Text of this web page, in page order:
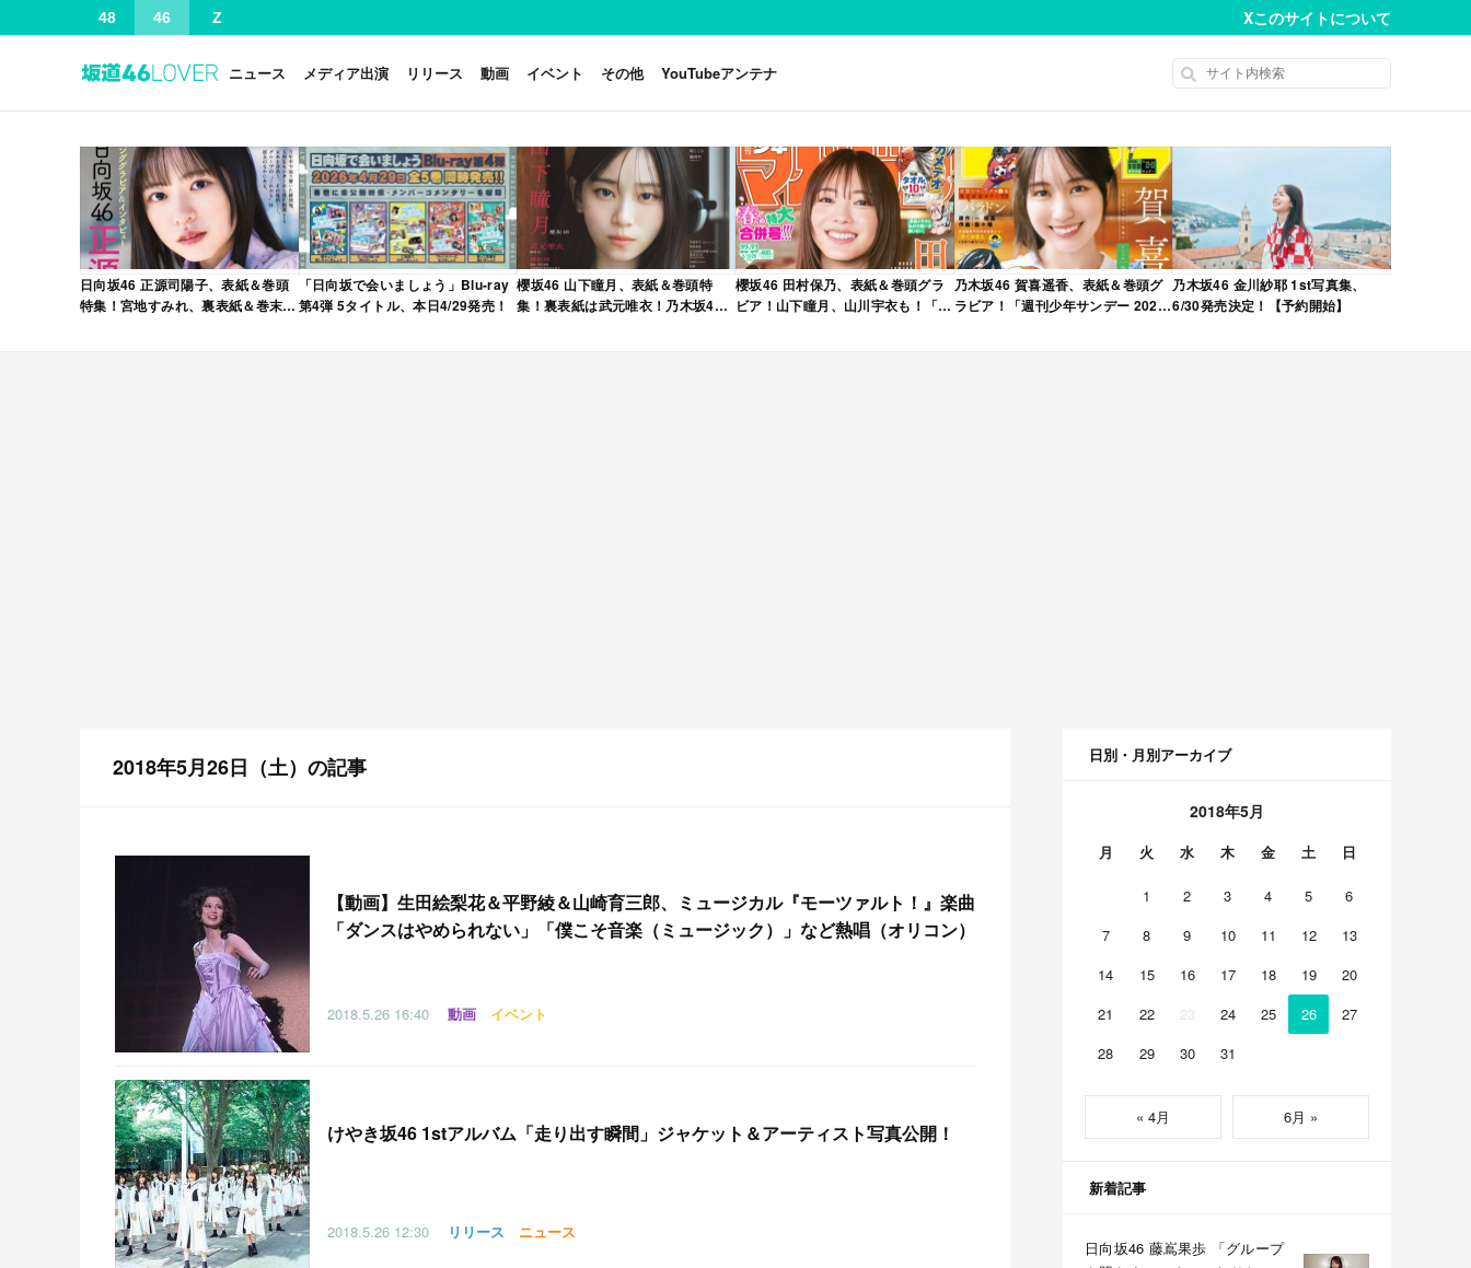
48 46 Z Xこのサイトについて
ニュース メディア出演 リリース 動画 イベント その他 YouTubeアンテナ
日向坂46 正源司陽子、表紙＆巻頭
特集！宮地すみれ、裏表紙＆巻末特
VOL.12」本日4/30発売！
「日向坂で会いましょう」Blu-ray
第4弾 5タイトル、本日4/29発売！
櫻坂46 山下瞳月、表紙＆巻頭特
集！裏表紙は武元唯衣！乃木坂46
6月号」本日4/28発売！
櫻坂46 田村保乃、表紙＆巻頭グラ
ビア！山下瞳月、山川宇衣も！「週
合併号」本日4/28発売！
乃木坂46 賀喜遥香、表紙＆巻頭グ
ラビア！「週刊少年サンデー 2026
売！
乃木坂46 金川紗耶 1st写真集、
6/30発売決定！【予約開始】
2018年5月26日（土）の記事
【動画】生田絵梨花＆平野綾＆山崎育三郎、ミュージカル『モーツァルト！』楽曲
「ダンスはやめられない」「僕こそ音楽（ミュージック）」など熱唱（オリコン）
2018.5.26 16:40 動画 イベント
けやき坂46 1stアルバム「走り出す瞬間」ジャケット＆アーティスト写真公開！
2018.5.26 12:30 リリース ニュース
日別・月別アーカイブ
2018年5月
月 火 水 木 金 土 日
1 2 3 4 5
6
7
8 9 10 11 12
13
14
15 16 17 18 19
20
21
22 23 24 25 26
27
28
29 30 31
« 4月 6月 »
新着記事
日向坂46 藤嶌果歩 「グループ